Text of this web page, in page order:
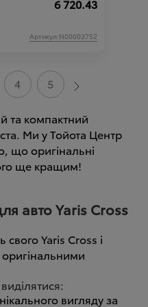
6 720.43
Артикул:N00003752
4 5
та компактний
Ми у Тойота Центр
що оригінальні
ще кращим!
авто Yaris Cross
свого Yaris Cross і
оригінальними
вигляду за